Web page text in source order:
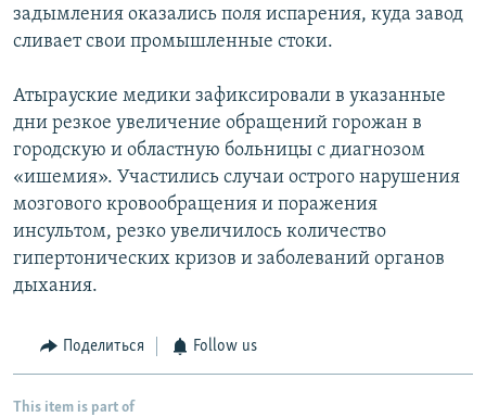
задымления оказались поля испарения, куда завод
сливает свои промышленные стоки.
Атырауские медики зафиксировали в указанные
дни резкое увеличение обращений горожан в
городскую и областную больницы с диагнозом
«ишемия». Участились случаи острого нарушения
мозгового кровообращения и поражения
инсультом, резко увеличилось количество
гипертонических кризов и заболеваний органов
дыхания.
Поделиться Follow us
This item is part of